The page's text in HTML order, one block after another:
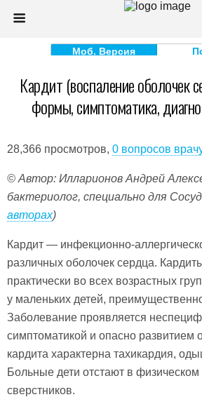
Моб. Версия
Кардит (воспаление оболочек
формы, симптоматика,
28,366 просмотров, 0 вопросов
© Автор: Илларионов Андрей
бактериолог, специально для
авторах)
Кардит — инфекционно-
различных оболочек сердца.
практически во всех возрастных
у маленьких детей,
Заболевание проявляется
симптоматикой и опасно развитием
кардита характерна тахикардия,
Больные дети отстают в физическом
сверстников.